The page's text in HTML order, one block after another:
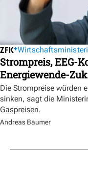
Strompreis, EEG-
Energiewende-
Die Strompreise würden
sinken, sagt die
Gaspreisen.
Andreas Baumer